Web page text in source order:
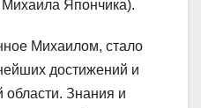
Михаила Япончика).
Михаилом, стало
достижений и
области. Знания и